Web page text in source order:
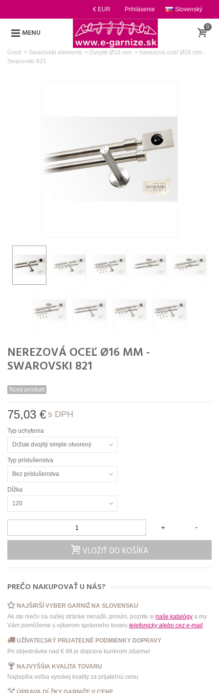
Slovenský
Prihlásenie
€ EUR
MENU
0
Úvod > Swarovski elements > Dvojité Ø16 mm > Nerezová oceľ Ø16 mm -
Swarovski 821
NEREZOVÁ OCEĽ Ø16 MM -
SWAROVSKI 821
Nový produkt
75,03 € s DPH
Typ uchytenia
Držiak dvojitý simple otvorený
Typ príslušenstva
Bez príslušenstva
Dĺžka
120
-
+
VLOŽIŤ DO KOŠÍKA
PREČO NAKUPOVAŤ U NÁS?
NAJŠIRŠÍ VYBER GARNIŽ NA SLOVENSKU
Ak ste niečo na našej stránke nenašli, prosím, pozrite si naše katalógy a my
Vám pomôžeme s výberom správneho tovaru telefonicky alebo cez e-mail
UŽÍVATEĽSKÝ PRIJATEĽNÉ PODMIENKY DOPRAVY
Pri objednávke nad € 99 je doprava kuriérom zdarma!
NAJVYŠŠIA KVALITA TOVARU
Najlepšia voľba vysokej kvality za prijateľnú cenu